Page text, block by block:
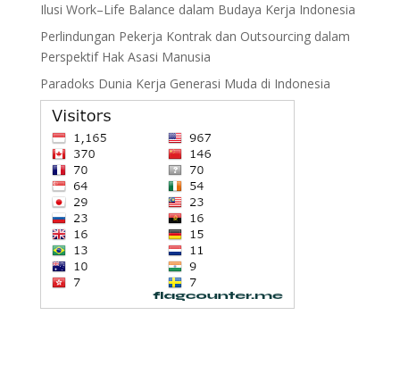
Ilusi Work–Life Balance dalam Budaya Kerja Indonesia
Perlindungan Pekerja Kontrak dan Outsourcing dalam
Perspektif Hak Asasi Manusia
Paradoks Dunia Kerja Generasi Muda di Indonesia